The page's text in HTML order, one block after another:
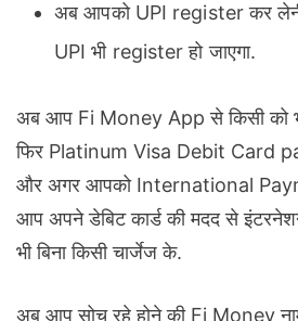
अब आपको UPI register कर
UPI भी register हो जाएगा.
अब आप Fi Money App से किसी को
फिर Platinum Visa Debit Card
और अगर आपको International
आप अपने डेबिट कार्ड की मदद से
भी बिना किसी चार्जेज के.
अब आप सोच रहे होने की Fi Money